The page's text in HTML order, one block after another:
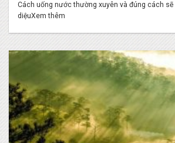
Cách uống nước thường xuyên và đúng cách
diệuXem thêm